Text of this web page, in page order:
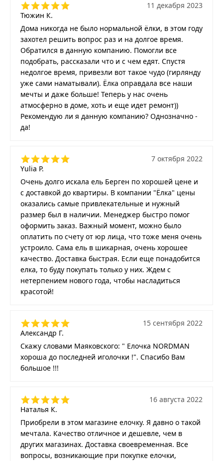
Тюжин К.
11 декабря 2023
Дома никогда не было нормальной ёлки, в этом году
захотел решить вопрос раз и на долгое время.
Обратился в данную компанию. Помогли все
подобрать, рассказали что и с чем едят. Спустя
недолгое время, привезли вот такое чудо (гирлянду
уже сами наматывали). Ёлка оправдала все наши
мечты и даже больше! Теперь у нас очень
атмосферно в доме, хоть и еще идет ремонт))
Рекомендую ли я данную компанию? Однозначно -
да!
Yulia P.
7 октября 2022
Очень долго искала ель Берген по хорошей цене и
с доставкой до квартиры. В компании "Ёлка" цены
оказались самые привлекательные и нужный
размер был в наличии. Менеджер быстро помог
оформить заказ. Важный момент, можно было
оплатить по счету от юр лица, что тоже меня очень
устроило. Сама ель в шикарная, очень хорошее
качество. Доставка быстрая. Если еще понадобится
елка, то буду покупать только у них. Ждем с
нетерпением нового года, чтобы насладиться
красотой!
Александр Г.
15 сентября 2022
Скажу словами Маяковского: " Елочка NORDMAN
хороша до последней иголочки !". Спасибо Вам
большое !!!
Наталья К.
16 августа 2022
Приобрели в этом магазине елочку. Я давно о такой
мечтала. Качество отличное и дешевле, чем в
других магазинах. Доставка своевременная. Все
вопросы, возникающие при покупке елочки,